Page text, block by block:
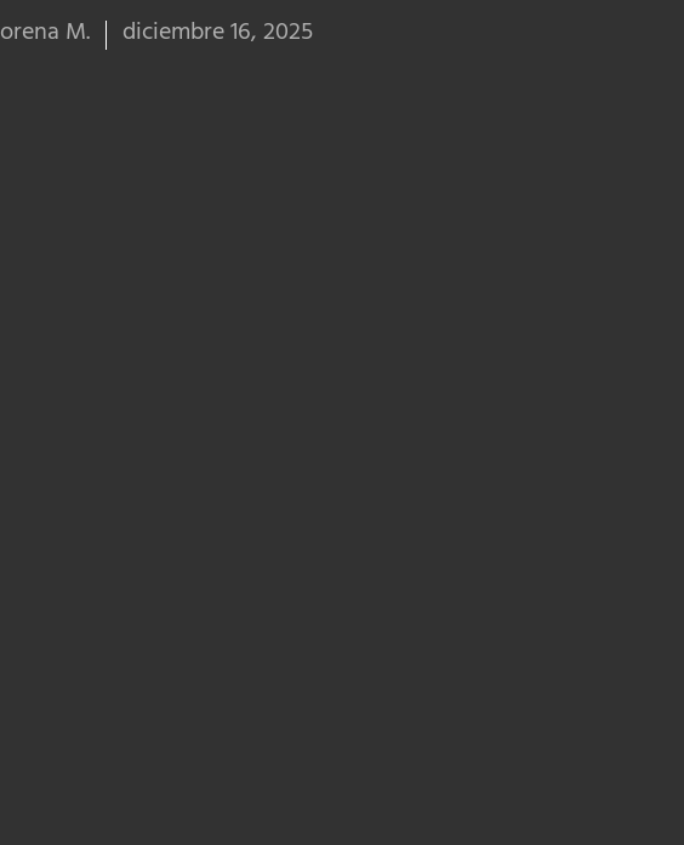
M. diciembre 16, 2025